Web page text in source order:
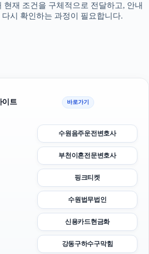
현재 조건을 구체적으로 전달하고, 안내
시 확인하는 과정이 필요합니다.
이트 바로가기
수원음주운전변호사
부천이혼전문변호사
핑크티켓
수원법무법인
신용카드현금화
강동구하수구막힘